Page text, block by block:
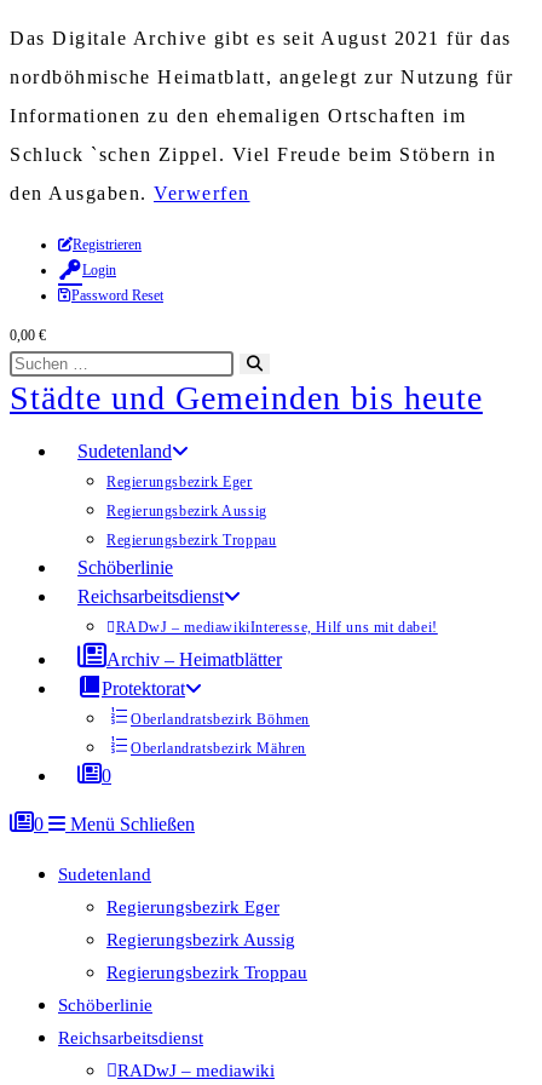
Das Digitale Archive gibt es seit August 2021 für das
nordböhmische Heimatblatt, angelegt zur Nutzung für
Informationen zu den ehemaligen Ortschaften im
Schluck `schen Zippel. Viel Freude beim Stöbern in
den Ausgaben. Verwerfen
Zum
Inhalt
springen
Registrieren
Login
Password Reset
0,00 €
Diese
Website
durchsuchen
starten
Städte und Gemeinden bis heute
Sudetenland
Regierungsbezirk Eger
Regierungsbezirk Aussig
Regierungsbezirk Troppau
Schöberlinie
Reichsarbeitsdienst
RADwJ – mediawikiInteresse, Hilf uns mit dabei!
Archiv – Heimatblätter
Protektorat
Oberlandratsbezirk Böhmen
Oberlandratsbezirk Mähren
0
0 Menü Schließen
Sudetenland
Regierungsbezirk Eger
Regierungsbezirk Aussig
Regierungsbezirk Troppau
Schöberlinie
Reichsarbeitsdienst
RADwJ – mediawiki